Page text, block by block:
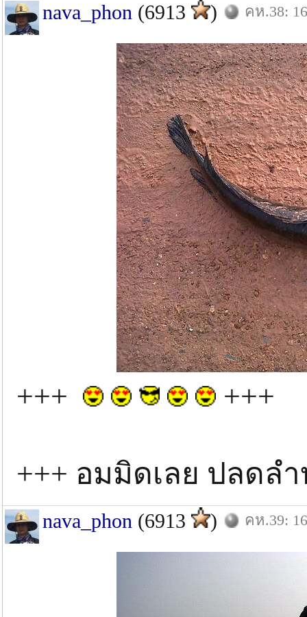
nava_phon (6913 ) คห.38:
+++ +++
+++ อมมิดเลย ปลดล
nava_phon (6913 ) คห.39: